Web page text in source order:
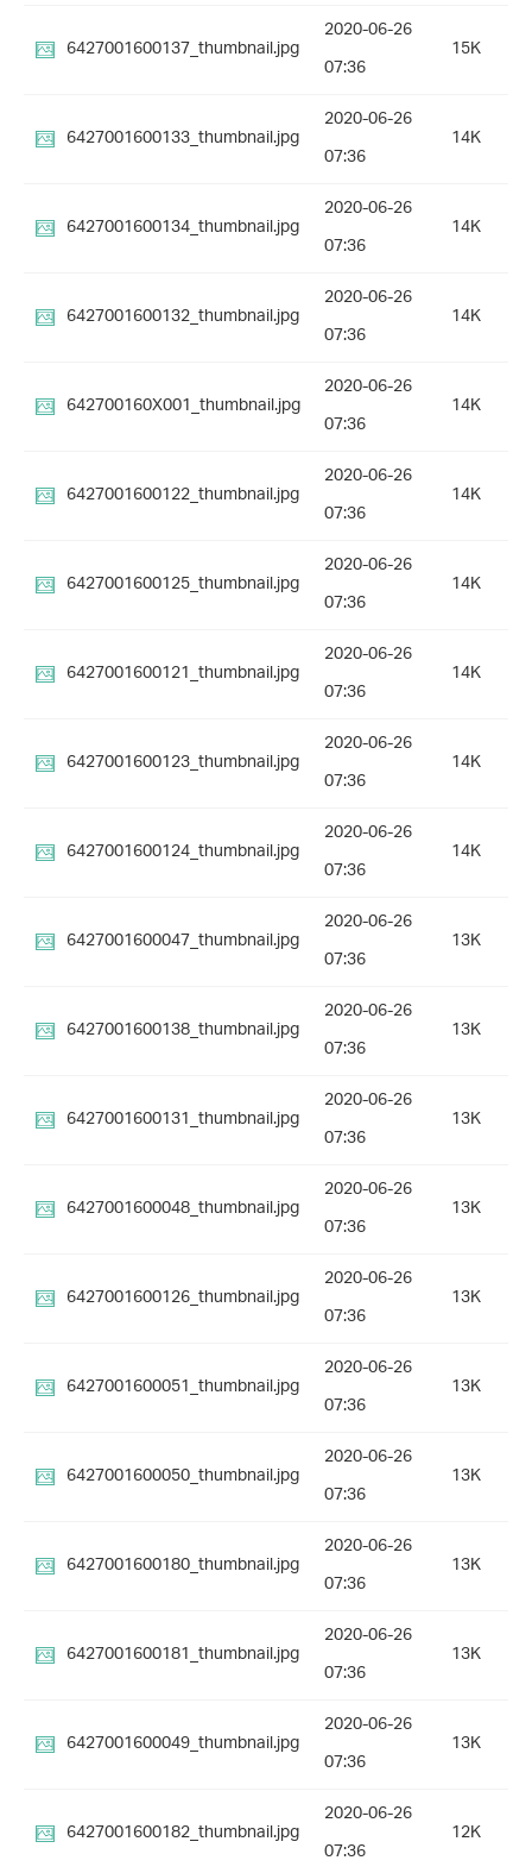
6427001600137_thumbnail.jpg
2020-06-26
07:36
15K
6427001600133_thumbnail.jpg
2020-06-26
07:36
14K
6427001600134_thumbnail.jpg
2020-06-26
07:36
14K
6427001600132_thumbnail.jpg
2020-06-26
07:36
14K
642700160X001_thumbnail.jpg
2020-06-26
07:36
14K
6427001600122_thumbnail.jpg
2020-06-26
07:36
14K
6427001600125_thumbnail.jpg
2020-06-26
07:36
14K
6427001600121_thumbnail.jpg
2020-06-26
07:36
14K
6427001600123_thumbnail.jpg
2020-06-26
07:36
14K
6427001600124_thumbnail.jpg
2020-06-26
07:36
14K
6427001600047_thumbnail.jpg
2020-06-26
07:36
13K
6427001600138_thumbnail.jpg
2020-06-26
07:36
13K
6427001600131_thumbnail.jpg
2020-06-26
07:36
13K
6427001600048_thumbnail.jpg
2020-06-26
07:36
13K
6427001600126_thumbnail.jpg
2020-06-26
07:36
13K
6427001600051_thumbnail.jpg
2020-06-26
07:36
13K
6427001600050_thumbnail.jpg
2020-06-26
07:36
13K
6427001600180_thumbnail.jpg
2020-06-26
07:36
13K
6427001600181_thumbnail.jpg
2020-06-26
07:36
13K
6427001600049_thumbnail.jpg
2020-06-26
07:36
13K
6427001600182_thumbnail.jpg
2020-06-26
07:36
12K